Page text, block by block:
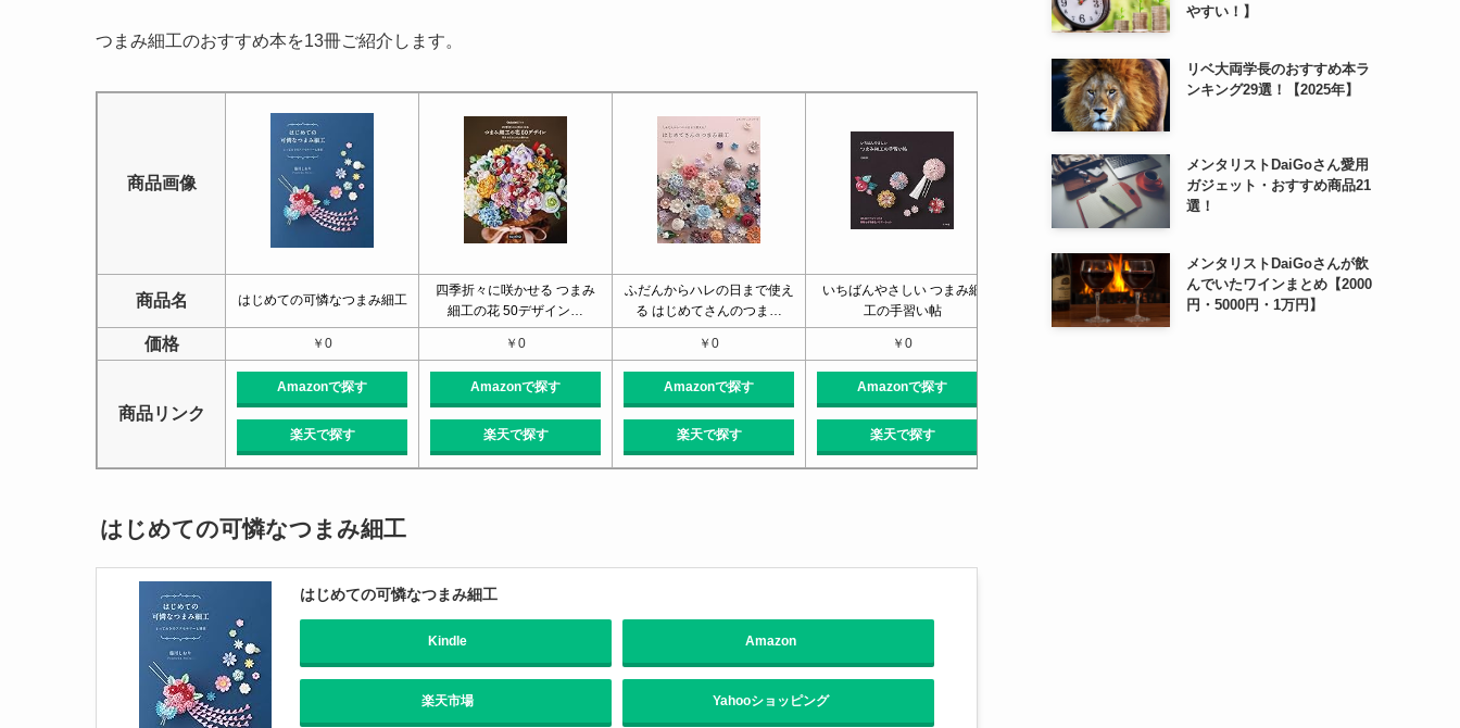
つまみ細工のおすすめ本を13冊ご紹介します。
商品画像
商品名 はじめての可憐なつまみ細工
四季折々に咲かせる つまみ
細工の花 50デザイン…
ふだんからハレの日まで使え
る はじめてさんのつま…
いちばんやさしい つまみ細
工の手習い帖
洋風でかわいいつまみ細工 つまみ細工の花ごよみ
価格 ￥0 ￥0 ￥0 ￥0
商品リンク
Amazonで探す
楽天で探す
Amazonで探す
楽天で探す
Amazonで探す
楽天で探す
Amazonで探す
楽天で探す
はじめての可憐なつまみ細工
はじめての可憐なつまみ細工
Kindle Amazon
楽天市場 Yahooショッピング
やすい！】
リベ大両学長のおすすめ本ラ
ンキング29選！【2025年】
メンタリストDaiGoさん愛用
ガジェット・おすすめ商品21
選！
メンタリストDaiGoさんが飲
んでいたワインまとめ【2000
円・5000円・1万円】